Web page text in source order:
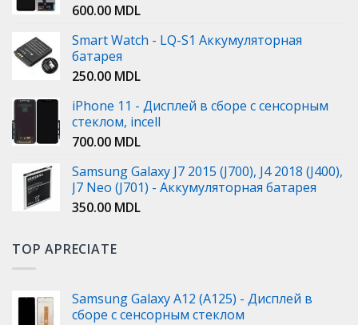
600.00 MDL
Smart Watch - LQ-S1 Аккумуляторная
батарея
250.00 MDL
iPhone 11 - Дисплей в сборе с сенсорным
стеклом, incell
700.00 MDL
Samsung Galaxy J7 2015 (J700), J4 2018 (J400),
J7 Neo (J701) - Аккумуляторная батарея
350.00 MDL
TOP APRECIATE
Samsung Galaxy A12 (A125) - Дисплей в
сборе с сенсорным стеклом